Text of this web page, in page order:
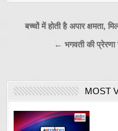
Post
navigation
बच्चों में होती है अपार क्षमता,
← भगवती की प्रेरणा
MOST